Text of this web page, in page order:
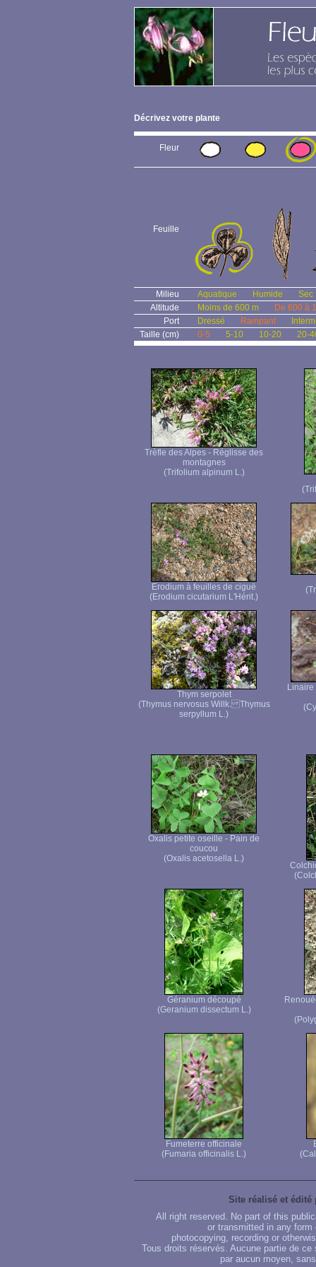
Décrivez votre plante
Fleur
Feuille
Milieu Aquatique Humide
Sec
Altitude
Moins de 600 m
De 600 à
Port
Dressé Rampant
Taille (cm)
0-5 5-10 10-20 20-
Trèfle des Alpes - Réglisse des
montagnes
(Trifolium alpinum L.)
Erodium à feuilles de ciguë
(Erodium cicutarium L'Hérit.)
Thym serpolet
(Thymus nervosus Willk. Thymus
serpyllum L.)
Oxalis petite oseille - Pain de
coucou
(Oxalis acetosella L.)
Géranium découpé
(Geranium dissectum L.)
Fumeterre officinale
(Fumaria officinalis L.)
Site réalisé et édité
All right reserved. No part of this
or transmitted in any
photocopying, recording or
Tous droits réservés. Aucune partie de
par aucun moyen,